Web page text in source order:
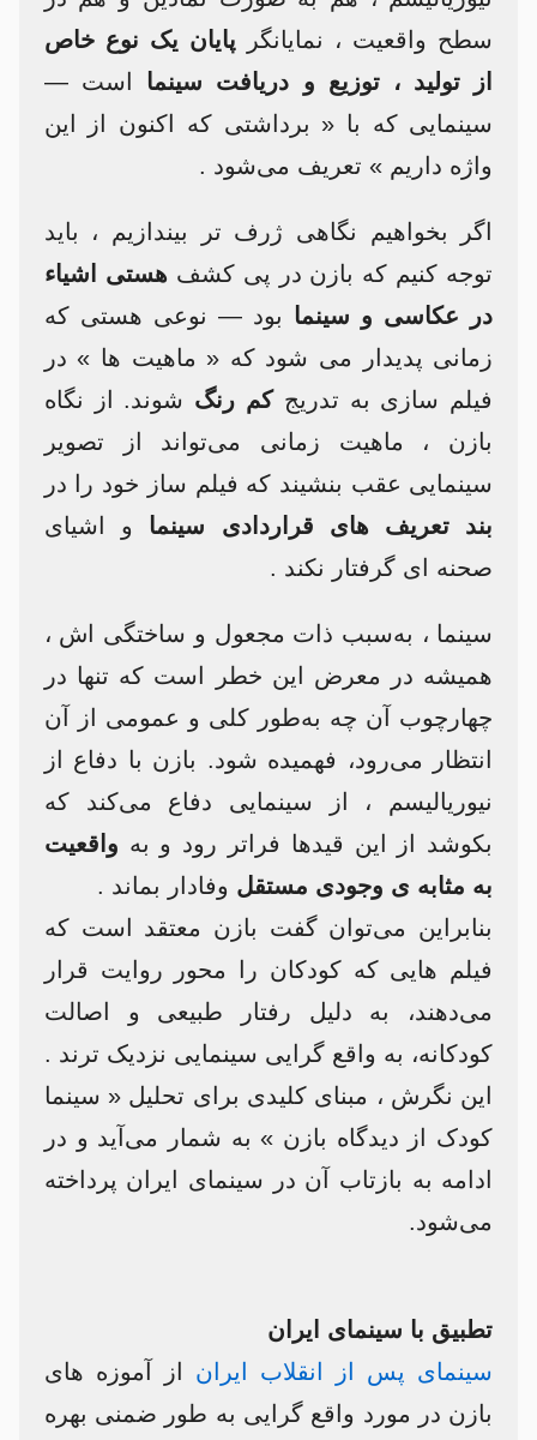
سطح واقعیت ، نمایانگر پایان یک نوع خاص
از تولید ، توزیع و دریافت سینما است —
سینمایی که با « برداشتی که اکنون از این
واژه داریم » تعریف می‌شود .
اگر بخواهیم نگاهی ژرف تر بیندازیم ، باید
توجه کنیم که بازن در پی کشفهستی اشیاء
در عکاسی و سینما بود — نوعی هستی که
زمانی پدیدار می شود که « ماهیت ها » در
فیلم سازی به تدریجکم رنگ شوند. از نگاه
بازن ، ماهیت زمانی می‌تواند از تصویر
سینمایی عقب بنشیند که فیلم ساز خود را در
بند تعریف های قراردادی سینما و اشیای
صحنه ای گرفتار نکند .
سینما ، به‌سبب ذات مجعول و ساختگی اش ،
همیشه در معرض این خطر است که تنها در
چهارچوب آن چه به‌طور کلی و عمومی از آن
انتظار می‌رود، فهمیده شود. بازن با دفاع از
نیوریالیسم ، از سینمایی دفاع می‌کند که
بکوشد از این قیدها فراتر رود و به واقعیت
به مثابه ی وجودی مستقل وفادار بماند .
بنابراین می‌توان گفت بازن معتقد است که
فیلم هایی که کودکان را محور روایت قرار
می‌دهند، به دلیل رفتار طبیعی و اصالت
کودکانه، به واقع گرایی سینمایی نزدیک ترند .
این نگرش ، مبنای کلیدی برای تحلیل « سینما
کودک از دیدگاه بازن » به شمار می‌آید و در
ادامه به بازتاب آن در سینمای ایران پرداخته
می‌شود.
تطبیق با سینمای ایران
سینمای پس از انقلاب ایران از آموزه های
بازن در مورد واقع گرایی به طور ضمنی بهره